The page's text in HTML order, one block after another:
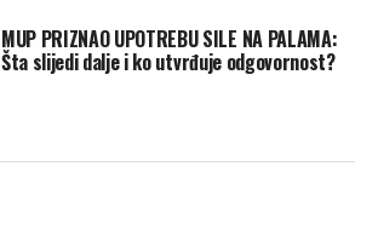
MUP PRIZNAO UPOTREBU SILE NA PALAMA:
Šta slijedi dalje i ko utvrđuje odgovornost?